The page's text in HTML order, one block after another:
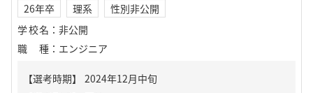
26年卒 理系
性別非公開
学校名 ： 非公開
職種 ： エンジニア